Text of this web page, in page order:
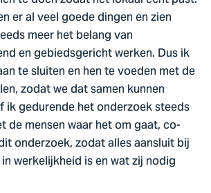
er al veel goede dingen en zien
meer het belang van
en gebiedsgericht werken. Dus ik
te sluiten en hen te voeden met de
zodat we dat samen kunnen
ik gedurende het onderzoek steeds
de mensen waar het om gaat, co-
onderzoek, zodat alles aansluit bij
werkelijkheid is en wat zij nodig